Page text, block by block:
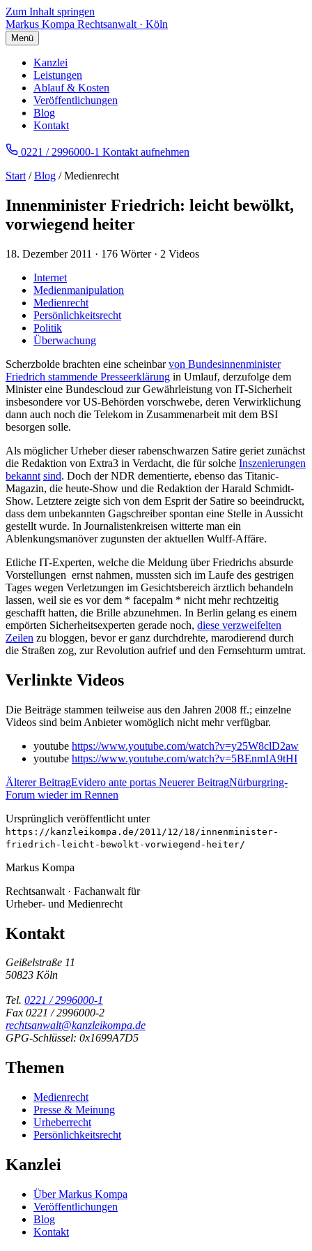
Zum Inhalt springen
Markus Kompa Rechtsanwalt · Köln
Menü
Kanzlei
Leistungen
Ablauf & Kosten
Veröffentlichungen
Blog
Kontakt
0221 / 2996000-1 Kontakt aufnehmen
Start /Blog / Medienrecht
Innenminister Friedrich: leicht bewölkt,
vorwiegend heiter
18. Dezember 2011 · 176 Wörter · 2 Videos
Internet
Medienmanipulation
Medienrecht
Persönlichkeitsrecht
Politik
Überwachung
Scherzbolde brachten eine scheinbarvon Bundesinnenminister
Friedrich stammende Presseerklärung in Umlauf, derzufolge dem
Minister eine Bundescloud zur Gewährleistung von IT-Sicherheit
insbesondere vor US-Behörden vorschwebe, deren Verwirklichung
dann auch noch die Telekom in Zusammenarbeit mit dem BSI
besorgen solle.
Als möglicher Urheber dieser rabenschwarzen Satire geriet zunächst
die Redaktion von Extra3 in Verdacht, die für solche Inszenierungen
bekannt sind. Doch der NDR dementierte, ebenso das Titanic-
Magazin, die heute-Show und die Redaktion der Harald Schmidt-
Show. Letztere zeigte sich von dem Esprit der Satire so beeindruckt,
dass dem unbekannten Gagschreiber spontan eine Stelle in Aussicht
gestellt wurde. In Journalistenkreisen witterte man ein
Ablenkungsmanöver zugunsten der aktuellen Wulff-Affäre.
Etliche IT-Experten, welche die Meldung über Friedrichs absurde
Vorstellungen ernst nahmen, mussten sich im Laufe des gestrigen
Tages wegen Verletzungen im Gesichtsbereich ärztlich behandeln
lassen, weil sie es vor dem * facepalm * nicht mehr rechtzeitig
geschafft hatten, die Brille abzunehmen. In Berlin gelang es einem
empörten Sicherheitsexperten gerade noch, diese verzweifelten
Zeilen zu bloggen, bevor er ganz durchdrehte, marodierend durch
die Straßen zog, zur Revolution aufrief und den Fernsehturm umtrat.
Verlinkte Videos
Die Beiträge stammen teilweise aus den Jahren 2008 ff.; einzelne
Videos sind beim Anbieter womöglich nicht mehr verfügbar.
youtube https://www.youtube.com/watch?v=y25W8clD2aw
youtube https://www.youtube.com/watch?v=5BEnmIA9tHI
Älterer BeitragEvidero ante portas Neuerer BeitragNürburgring-
Forum wieder im Rennen
Ursprünglich veröffentlicht unter
https://kanzleikompa.de/2011/12/18/innenminister-
friedrich-leicht-bewolkt-vorwiegend-heiter/
Markus Kompa
Rechtsanwalt · Fachanwalt für
Urheber- und Medienrecht
Kontakt
Geißelstraße 11
50823 Köln
Tel. 0221 / 2996000-1
Fax 0221 / 2996000-2
rechtsanwalt@kanzleikompa.de
GPG-Schlüssel: 0x1699A7D5
Themen
Medienrecht
Presse & Meinung
Urheberrecht
Persönlichkeitsrecht
Kanzlei
Über Markus Kompa
Veröffentlichungen
Blog
Kontakt